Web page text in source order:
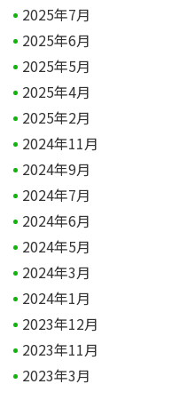
2025年7月
2025年6月
2025年5月
2025年4月
2025年2月
2024年11月
2024年9月
2024年7月
2024年6月
2024年5月
2024年3月
2024年1月
2023年12月
2023年11月
2023年3月